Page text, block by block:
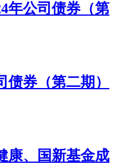
年公司债券（第
债券（第二期）
康、国新基金成